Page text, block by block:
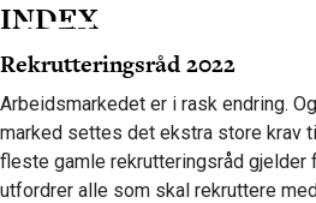
INDEX
Rekrutteringsråd 2022
Arbeidsmarkedet er i rask endring.
marked settes det ekstra store krav
fleste gamle rekrutteringsråd gjelder
utfordrer alle som skal rekruttere